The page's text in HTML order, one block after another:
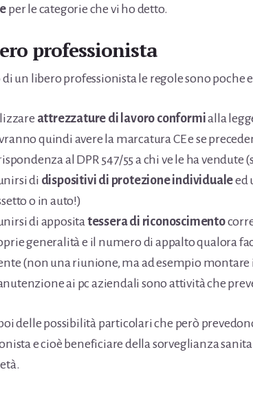
per le categorie che vi ho detto.
professionista
di un libero professionista le regole sono poche
attrezzature di lavoro conformialla
quindi avere la marcatura CE e se
al DPR 547/55 a chi ve le ha vendute
di dispositivi di protezione individualeed
o in auto!)
di apposita tessera di riconoscimento
generalità e il numero di appalto qualora
(non una riunione, ma ad esempio montare
ai pc aziendali sono attività che
delle possibilità particolari che però
e cioè beneficiare della sorveglianza